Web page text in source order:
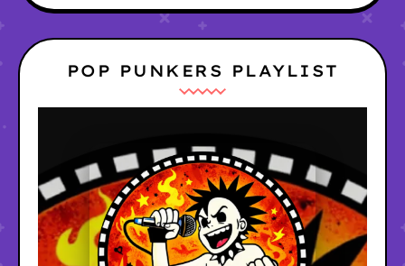
POP PUNKERS PLAYLIST